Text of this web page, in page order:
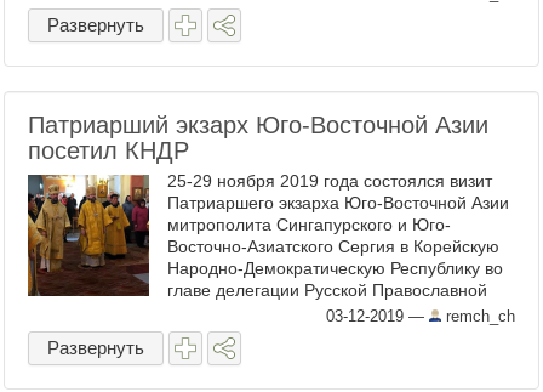
означает, что в ...
Развернуть
Патриарший экзарх Юго-Восточной Азии
посетил КНДР
25-29 ноября 2019 года состоялся визит
Патриаршего экзарха Юго-Восточной Азии
митрополита Сингапурского и Юго-
Восточно-Азиатского Сергия в Корейскую
Народно-Демократическую Республику во
главе делегации Русской Православной
Церкви. 25 ноября в аэропорту «Сунан»
митрополита Сергия и ...
03-12-2019 — remch_ch
Развернуть